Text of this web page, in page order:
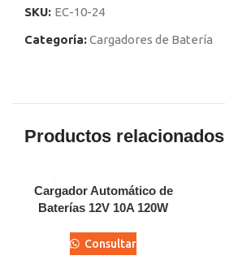
SKU: EC-10-24
Categoría:Cargadores de Batería
Productos relacionados
Cargador Automático de
Baterías 12V 10A 120W
Consultar